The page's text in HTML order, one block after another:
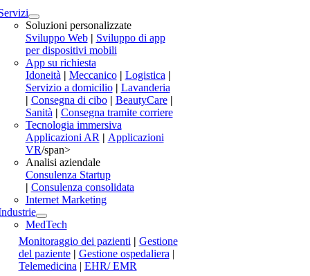
Soluzioni personalizzate
Sviluppo Web| Sviluppo di app
per dispositivi mobili
App su richiesta
Idoneità| Meccanico| Logistica|
Servizio a domicilio| Lavanderia
| Consegna di cibo | BeautyCare |
Sanità | Consegna tramite corriere
Tecnologia immersiva
Applicazioni AR| Applicazioni
VR/span>
Analisi aziendale
Consulenza Startup
| Consulenza consolidata
Internet Marketing
MedTech
Monitoraggio dei pazienti | Gestione
del paziente| Gestione ospedaliera |
Telemedicina| EHR/ EMR